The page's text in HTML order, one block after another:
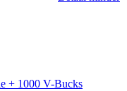
+ 1000 V-Bucks